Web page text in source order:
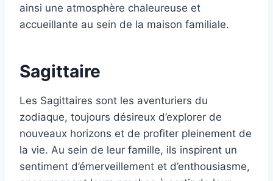
ainsi une atmosphère chaleureuse et
accueillante au sein de la maison familiale.
Sagittaire
Les Sagittaires sont les aventuriers du
zodiaque, toujours désireux d’explorer de
nouveaux horizons et de profiter pleinement de
la vie. Au sein de leur famille, ils inspirent un
sentiment d’émerveillement et d’enthousiasme,